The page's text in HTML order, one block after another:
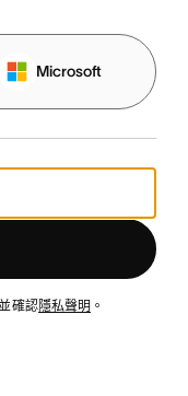
Microsoft
並確認隱私聲明 。